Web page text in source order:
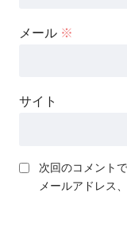
メール ※
サイト
次回のコメント
メールアドレス